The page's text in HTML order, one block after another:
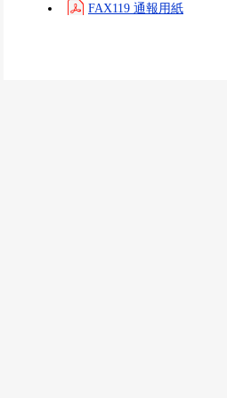
FAX119 通報用紙